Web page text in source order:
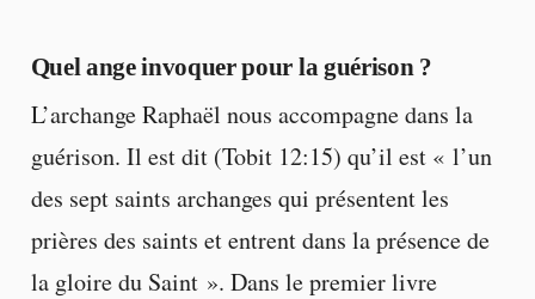
Quel ange invoquer pour la guérison ?
L’archange Raphaël nous accompagne dans la
guérison. Il est dit (Tobit 12:15) qu’il est « l’un
des sept saints archanges qui présentent les
prières des saints et entrent dans la présence de
la gloire du Saint ». Dans le premier livre